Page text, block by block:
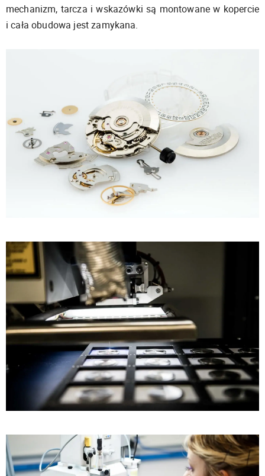
mechanizm, tarcza i wskazówki są montowane w kopercie
i cała obudowa jest zamykana.